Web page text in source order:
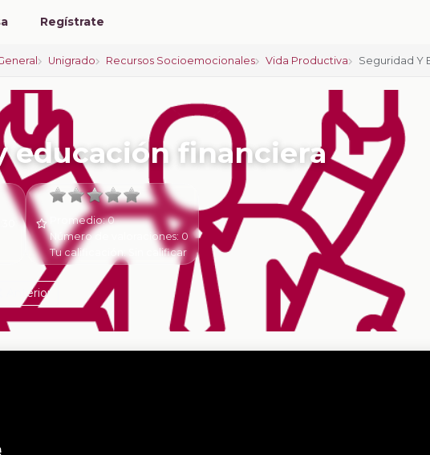
Regístrate
Unigrado Recursos Socioemocionales Vida Productiva Seguridad Y
educación financiera
Promedio:0
Número de valoraciones: 0
Tu calificación:
Sin calificar
Anterior